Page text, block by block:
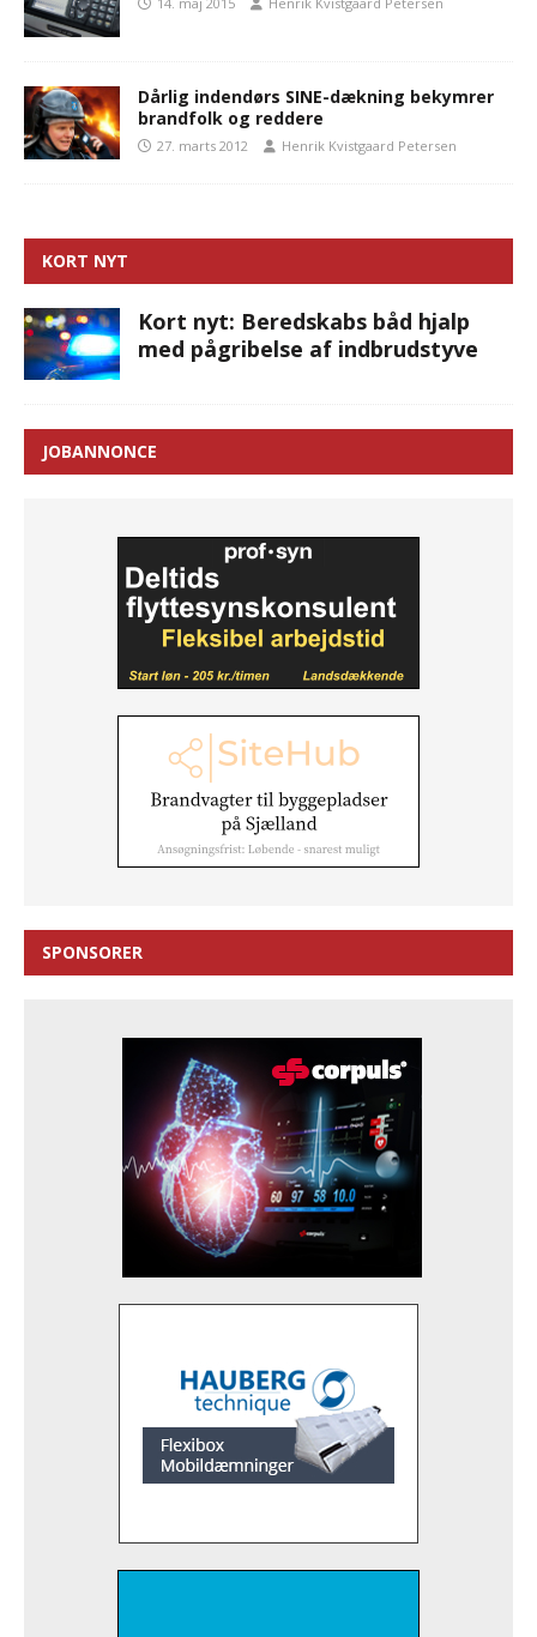
Dårlig indendørs SINE-dækning bekymrer
brandfolk og reddere
27. marts 2012 Henrik Kvistgaard Petersen
KORT NYT
Kort nyt: Beredskabs båd hjalp
med pågribelse af indbrudstyve
JOBANNONCE
SPONSORER